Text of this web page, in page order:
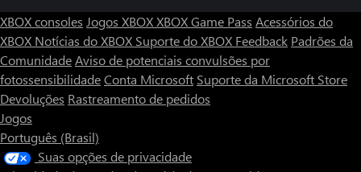
XBOX consoles Jogos XBOXXBOX Game Pass Acessórios do
XBOX Notícias do XBOX Suporte do XBOX Feedback Padrões da
ComunidadeAviso de potenciais convulsões por
fotossensibilidadeConta Microsoft Suporte da Microsoft Store
Devoluções Rastreamento de pedidos
Jogos
Português (Brasil)
Suas opções de privacidade